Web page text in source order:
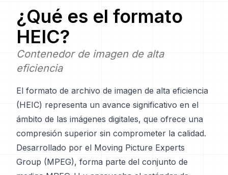
¿Qué es el formato
HEIC?
Contenedor de imagen de alta
eficiencia
El formato de archivo de imagen de alta eficiencia
(HEIC) representa un avance significativo en el
ámbito de las imágenes digitales, que ofrece una
compresión superior sin comprometer la calidad.
Desarrollado por el Moving Picture Experts
Group (MPEG), forma parte del conjunto de